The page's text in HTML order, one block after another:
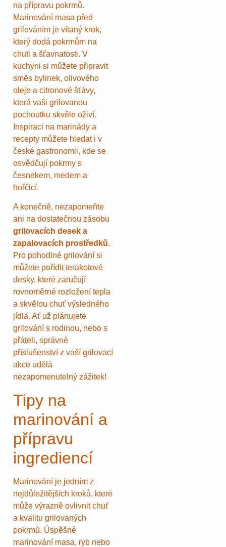
na přípravu pokrmů.
Marinování masa před
grilováním je vítaný krok,
který dodá pokrmům na
chuti a šťavnatosti. V
kuchyni si můžete připravit
směs bylinek, olivového
oleje a citronové šťávy,
která vaši grilovanou
pochoutku skvěle oživí.
Inspiraci na marinády a
recepty můžete hledat i v
české gastronomii, kde se
osvědčují pokrmy s
česnekem, medem a
hořčicí.
A konečně, nezapomeňte
ani na dostatečnou zásobu
grilovacích desek a
zapalovacích prostředků.
Pro pohodlné grilování si
můžete pořídit terakotové
desky, které zaručují
rovnoměrné rozložení tepla
a skvělou chuť výsledného
jídla. Ať už plánujete
grilování s rodinou, nebo s
přáteli, správné
příslušenství z vaší grilovací
akce udělá
nezapomenutelný zážitek!
Tipy na
marinování a
přípravu
ingrediencí
Marinování je jedním z
nejdůležitějších kroků, které
může výrazně ovlivnit chuť
a kvalitu grilovaných
pokrmů. Úspěšné
marinování masa, ryb nebo